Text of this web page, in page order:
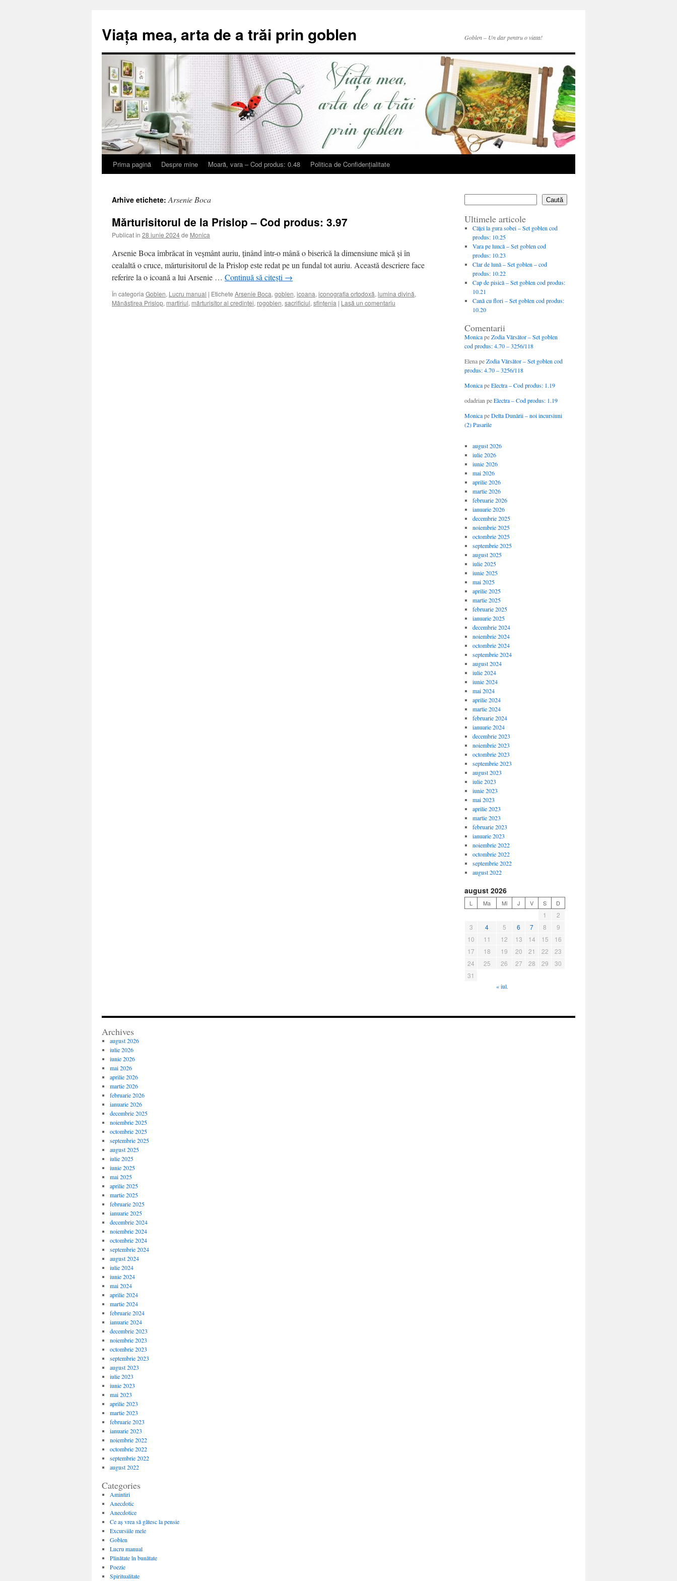
Viața mea, arta de a trăi prin goblen Goblen – Un dar pentru o viata!
Sari
conținut
Prima pagină Despre mine Moară, vara – Cod produs: 0.48 Politica de Confidențialitate
Arhive etichete:Arsenie Boca
Mărturisitorul de la Prislop – Cod produs: 3.97
Publicat în 28 iunie 2024de Monica
Arsenie Boca îmbrăcat în veșmânt auriu, ținând într-o mână o biserică la dimensiune mică și în
cealaltă o cruce, mărturisitorul de la Prislop este redat pe un fundal tot auriu. Această descriere face
referire la o icoană a lui Arsenie … Continuă să citești →
În categoria Goblen, Lucru manual | Etichete Arsenie Boca, goblen, icoana, iconografia ortodoxă, lumina divină,
Mănăstirea Prislop, martiriul, mărturisitor al credinței, rogoblen, sacrificiul, sfințenia | Lasă un comentariu
Caută
Ultimele articole
Căţei la gura sobei – Set goblen cod
produs: 10.25
Vara pe luncă – Set goblen cod
produs: 10.23
Clar de lună – Set goblen – cod
produs: 10.22
Cap de pisică – Set goblen cod produs:
10.21
Cană cu flori – Set goblen cod produs:
10.20
Comentarii
MonicapeZodia Vărsător – Set goblen
cod produs: 4.70 – 3256/118
ElenapeZodia Vărsător – Set goblen cod
produs: 4.70 – 3256/118
MonicapeElectra – Cod produs: 1.19
odadrian peElectra – Cod produs: 1.19
MonicapeDelta Dunării – noi incursiuni
(2) Pasarile
august 2026
iulie 2026
iunie 2026
mai 2026
aprilie 2026
martie 2026
februarie 2026
ianuarie 2026
decembrie 2025
noiembrie 2025
octombrie 2025
septembrie 2025
august 2025
iulie 2025
iunie 2025
mai 2025
aprilie 2025
martie 2025
februarie 2025
ianuarie 2025
decembrie 2024
noiembrie 2024
octombrie 2024
septembrie 2024
august 2024
iulie 2024
iunie 2024
mai 2024
aprilie 2024
martie 2024
februarie 2024
ianuarie 2024
decembrie 2023
noiembrie 2023
octombrie 2023
septembrie 2023
august 2023
iulie 2023
iunie 2023
mai 2023
aprilie 2023
martie 2023
februarie 2023
ianuarie 2023
noiembrie 2022
octombrie 2022
septembrie 2022
august 2022
august 2026
L Ma Mi J V S D
1
2
3
4 5 6 7 8
9
10
11 12 13 14 15
16
17
18 19 20 21 22
23
24
25 26 27 28 29
30
31
« iul.
Archives
august 2026
iulie 2026
iunie 2026
mai 2026
aprilie 2026
martie 2026
februarie 2026
ianuarie 2026
decembrie 2025
noiembrie 2025
octombrie 2025
septembrie 2025
august 2025
iulie 2025
iunie 2025
mai 2025
aprilie 2025
martie 2025
februarie 2025
ianuarie 2025
decembrie 2024
noiembrie 2024
octombrie 2024
septembrie 2024
august 2024
iulie 2024
iunie 2024
mai 2024
aprilie 2024
martie 2024
februarie 2024
ianuarie 2024
decembrie 2023
noiembrie 2023
octombrie 2023
septembrie 2023
august 2023
iulie 2023
iunie 2023
mai 2023
aprilie 2023
martie 2023
februarie 2023
ianuarie 2023
noiembrie 2022
octombrie 2022
septembrie 2022
august 2022
Categories
Amintiri
Anecdotic
Anecdotice
Ce aș vrea să gătesc la pensie
Excursiile mele
Goblen
Lucru manual
Plinătate în bunătate
Poezie
Spiritualitate